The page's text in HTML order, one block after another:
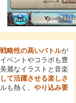
戦略性の高いバトルが
ベントやコラボも豊
麗なイラストと音楽
て活躍させる楽しさ
も熱く、 やり込み要